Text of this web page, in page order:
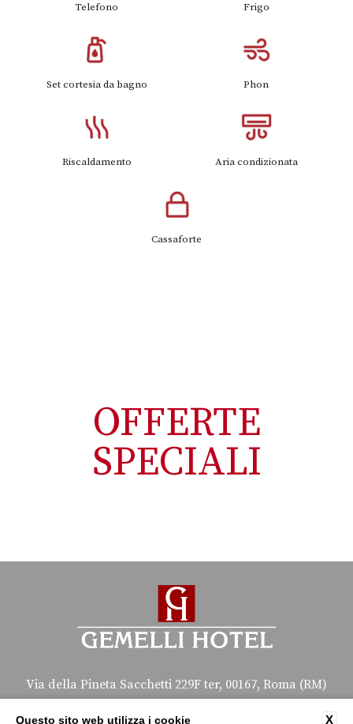
Telefono Frigo
Set cortesia da bagno Phon
Riscaldamento Aria condizionata
Cassaforte
OFFERTE
SPECIALI
Via della Pineta Sacchetti 229F ter, 00167, Roma (RM)
X
Questo sito web utilizza i cookie